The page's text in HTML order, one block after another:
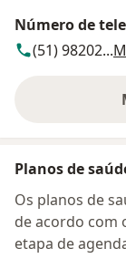
Número de
(51) 98202...
Planos de
Os planos de
de acordo com
etapa de